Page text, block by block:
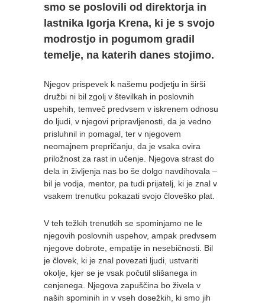
smo se poslovili od direktorja in
lastnika Igorja Krena, ki je s svojo
modrostjo in pogumom gradil
temelje, na katerih danes stojimo.
Njegov prispevek k našemu podjetju in širši
družbi ni bil zgolj v številkah in poslovnih
uspehih, temveč predvsem v iskrenem odnosu
do ljudi, v njegovi pripravljenosti, da je vedno
prisluhnil in pomagal, ter v njegovem
neomajnem prepričanju, da je vsaka ovira
priložnost za rast in učenje. Njegova strast do
dela in življenja nas bo še dolgo navdihovala –
bil je vodja, mentor, pa tudi prijatelj, ki je znal v
vsakem trenutku pokazati svojo človeško plat.
V teh težkih trenutkih se spominjamo ne le
njegovih poslovnih uspehov, ampak predvsem
njegove dobrote, empatije in nesebičnosti. Bil
je človek, ki je znal povezati ljudi, ustvariti
okolje, kjer se je vsak počutil slišanega in
cenjenega. Njegova zapuščina bo živela v
naših spominih in v vseh dosežkih, ki smo jih